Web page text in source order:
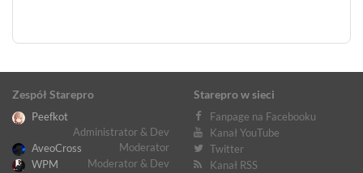
Zespół Starepro
Peefkot
Administrator & Dev
AveoCross
Moderator
WPM
Moderator & Dev
Starepro w sieci
Fanpage na Facebooku
Kanał YouTube
Twitter
Kanał RSS